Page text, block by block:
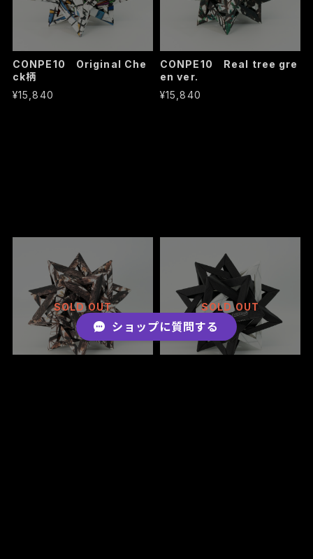
CONPE10 Original Che
ck柄
¥15,840
CONPE10 Real tree gre
en ver.
¥15,840
SOLD OUT SOLD OUT
ショップに質問する